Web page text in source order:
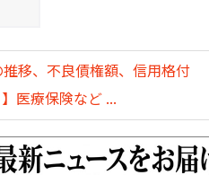
移、不良債権額、信用格付
医療保険など ...